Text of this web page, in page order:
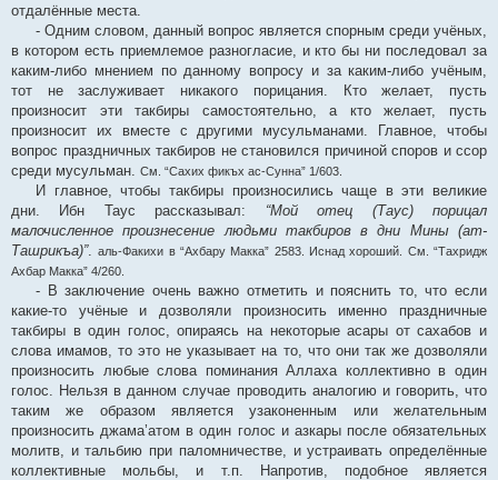
отдалённые места.
- Одним словом, данный вопрос является спорным среди учёных,
в котором есть приемлемое разногласие, и кто бы ни последовал за
каким-либо мнением по данному вопросу и за каким-либо учёным,
тот не заслуживает никакого порицания. Кто желает, пусть
произносит эти такбиры самостоятельно, а кто желает, пусть
произносит их вместе с другими мусульманами. Главное, чтобы
вопрос праздничных такбиров не становился причиной споров и ссор
среди мусульман.
См. “Сахих фикъх ас-Сунна” 1/603.
И главное, чтобы такбиры произносились чаще в эти великие
дни. Ибн Таус рассказывал: “Мой отец (Таус) порицал
малочисленное произнесение людьми такбиров в дни Мины (ат-
Ташрикъа)”.аль-Факихи в “Ахбару Макка” 2583. Иснад хороший. См. “Тахридж
Ахбар Макка” 4/260.
- В заключение очень важно отметить и пояснить то, что если
какие-то учёные и дозволяли произносить именно праздничные
такбиры в один голос, опираясь на некоторые асары от сахабов и
слова имамов, то это не указывает на то, что они так же дозволяли
произносить любые слова поминания Аллаха коллективно в один
голос. Нельзя в данном случае проводить аналогию и говорить, что
таким же образом является узаконенным или желательным
произносить джама’атом в один голос и азкары после обязательных
молитв, и тальбию при паломничестве, и устраивать определённые
коллективные мольбы, и т.п. Напротив, подобное является